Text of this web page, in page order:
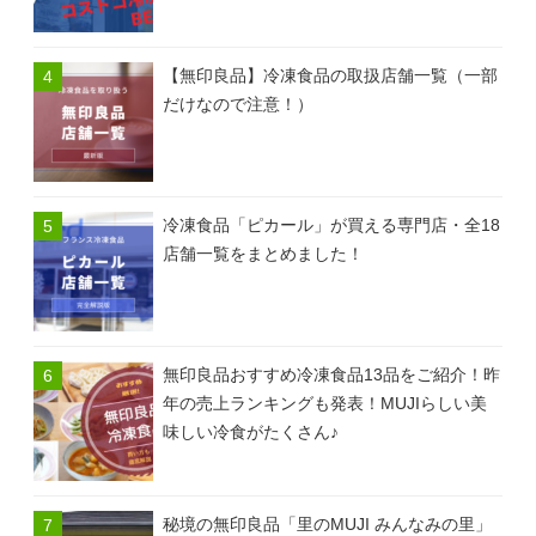
【無印良品】冷凍食品の取扱店舗一覧（一部
だけなので注意！）
冷凍食品「ピカール」が買える専門店・全18
店舗一覧をまとめました！
無印良品おすすめ冷凍食品13品をご紹介！昨
年の売上ランキングも発表！MUJIらしい美
味しい冷食がたくさん♪
秘境の無印良品「里のMUJI みんなみの里」